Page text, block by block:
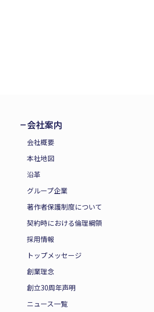
会社案内
会社概要
本社地図
沿革
グループ企業
著作者保護制度について
契約時における倫理綱領
採用情報
トップメッセージ
創業理念
創立30周年声明
ニュース一覧